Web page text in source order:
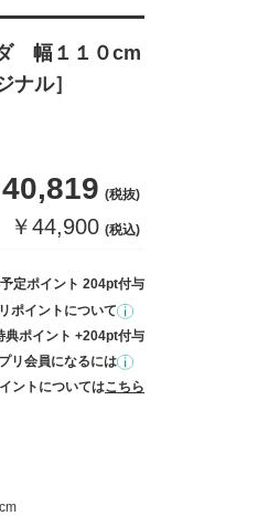
幅１１０cm
ル］
40,819 (税抜)
￥44,900 (税込)
定ポイント 204pt付与
ポイントについて
典ポイント +204pt付与
リ会員になるには
ントについてはこちら